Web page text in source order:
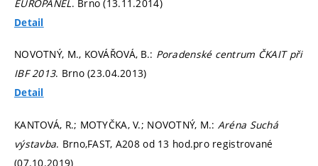
EUROPANEL . Brno (13.11.2014)
Detail
NOVOTNÝ, M., KOVÁŘOVÁ, B.: Poradenské centrum ČKAIT při
IBF 2013. Brno (23.04.2013)
Detail
KANTOVÁ, R.; MOTYČKA, V.; NOVOTNÝ, M.: Aréna Suchá
výstavba. Brno,FAST, A208 od 13 hod.pro registrované
(07.10.2019)